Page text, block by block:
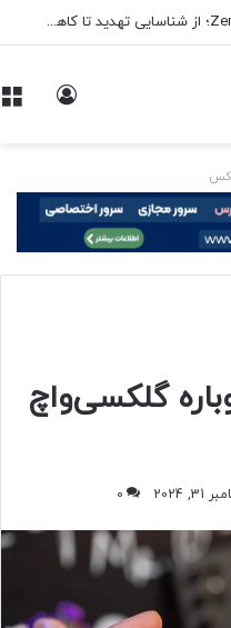
روش‌های جلوگیری از حملات Zero-Day؛ از شناسایی تهدید تا کاهش ریسک
گلکسی‌واچ
0